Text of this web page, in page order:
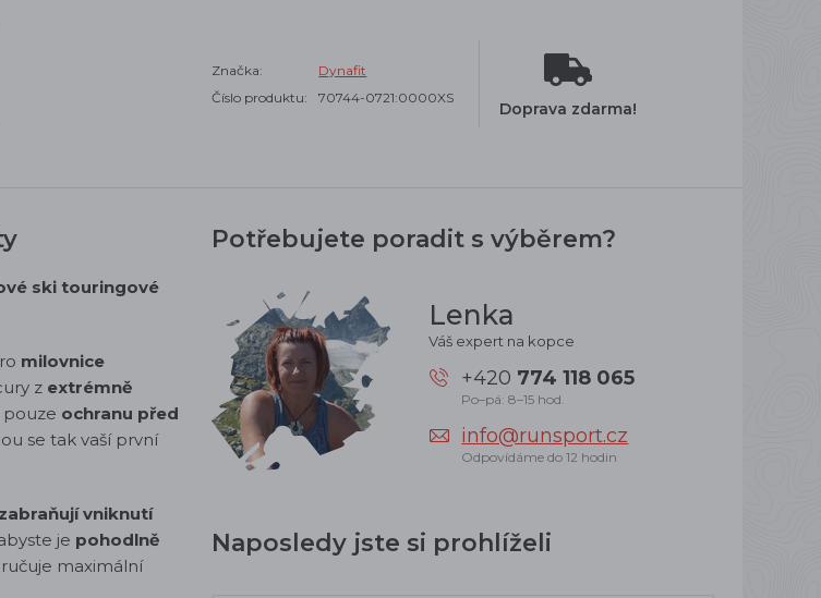
Značka:
Dynafit
Číslo produktu:
70744-0721:0000XS
Doprava zdarma!
ski touringové
milovnice
z extrémně
pouze ochranu před
se tak vaší první
zabraňují vniknutí
je pohodlně
maximální
Potřebujete poradit s výběrem?
Lenka
Váš expert na kopce
+420 774 118 065
Po–pá: 8–15 hod.
info@runsport.cz
Odpovídáme do 12 hodin
Naposledy jste si prohlíželi